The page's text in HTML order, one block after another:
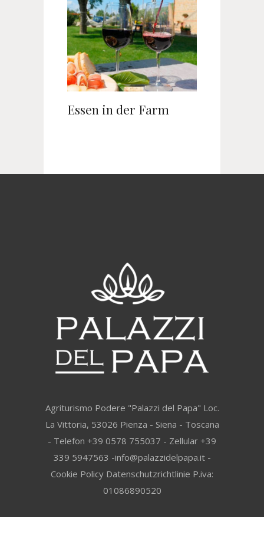
Essen in der Farm
Agriturismo Podere "Palazzi del Papa" Loc.
La Vittoria, 53026 Pienza - Siena - Toscana
- Telefon +39 0578 755037 - Zellular +39
339 5947563 -info@palazzidelpapa.it -
Cookie Policy Datenschutzrichtlinie P.iva:
01086890520